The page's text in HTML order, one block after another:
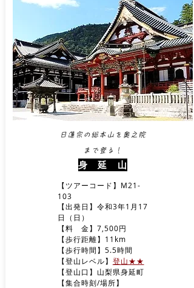
日蓮宗の総本山を奥之院
まで登る！​
身 延 山
【ツアーコード】M21-
103
【出発日】令和3年1月17
日（日）
【料 金】7,500円
【歩行距離】11km
【歩行時間】5.5時間
​【登山レベル】 登山★★
​【登山口】山梨県身延町
【集合時刻/場所】